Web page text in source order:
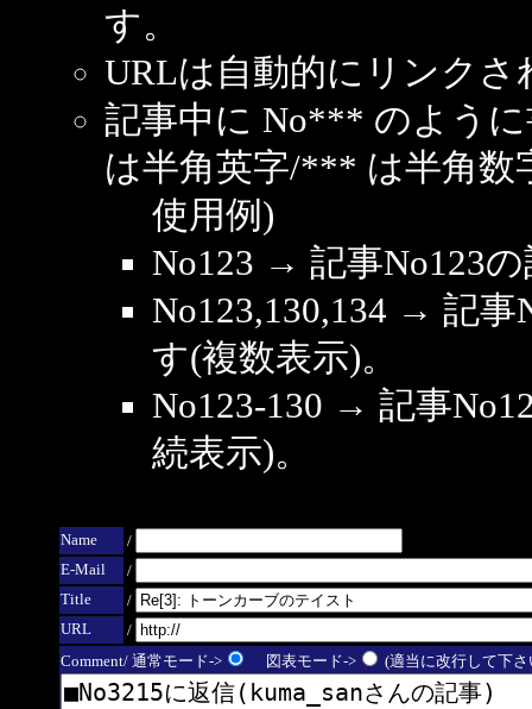
す。
URLは自動的にリンクさ
記事中に No*** のよう
は半角英字/*** は半角数
使用例)
No123 → 記事No123
No123,130,134 → 記
す(複数表示)。
No123-130 → 記事
続表示)。
Name
/
E-Mail
/
Title
/
URL
/
Comment/ 通常モード->
図表モード-> (適当に改行して下